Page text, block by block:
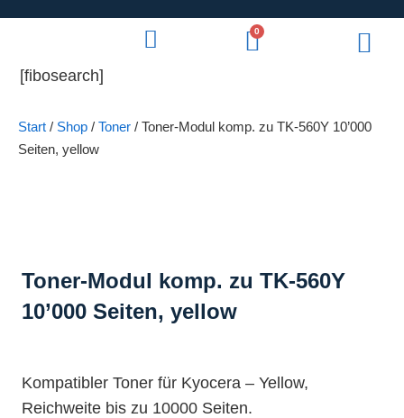
0
[fibosearch]
Start / Shop / Toner / Toner-Modul komp. zu TK-560Y 10’000
Seiten, yellow
Toner-Modul komp. zu TK-560Y
10’000 Seiten, yellow
Kompatibler Toner für Kyocera – Yellow,
Reichweite bis zu 10000 Seiten.